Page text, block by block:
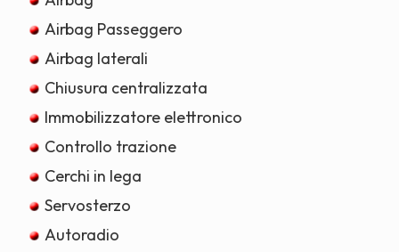
Airbag Passeggero
Airbag laterali
Chiusura centralizzata
Immobilizzatore elettronico
Controllo trazione
Cerchi in lega
Servosterzo
Autoradio